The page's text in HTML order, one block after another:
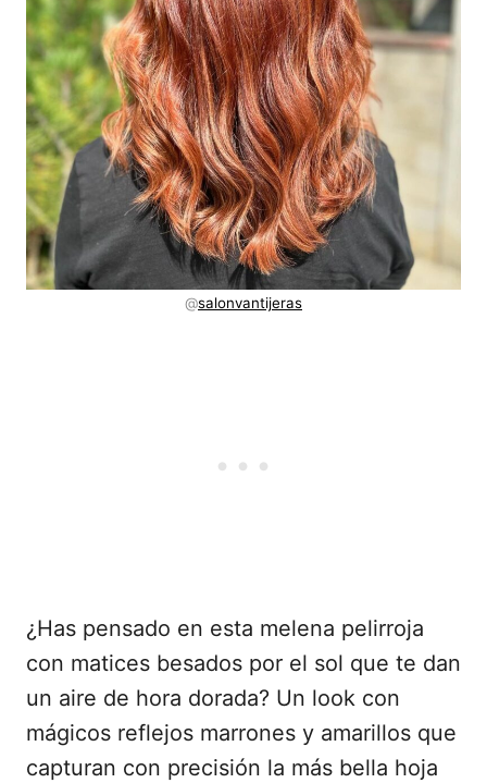
@salonvantijeras
¿Has pensado en esta melena pelirroja
con matices besados por el sol que te dan
un aire de hora dorada? Un look con
mágicos reflejos marrones y amarillos que
capturan con precisión la más bella hoja